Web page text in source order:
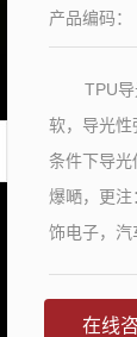
产品编码：
TPU
软，导光性
条件下导光
爆嗮，更注
饰电子，汽
在线